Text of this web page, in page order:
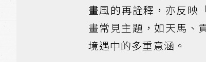
畫風的再詮釋，亦反映
畫常見主題，如天馬、
境遇中的多重意涵。